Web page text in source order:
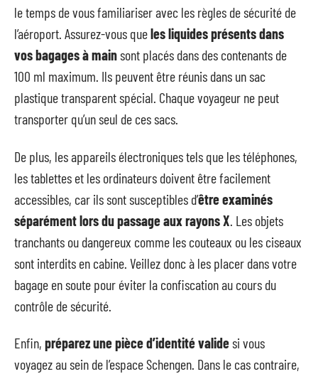
le temps de vous familiariser avec les règles de sécurité de
l’aéroport. Assurez-vous queles liquides présents dans
vos bagagesà mainsont placés dans des contenants de
100 ml maximum. Ils peuvent être réunis dans un sac
plastique transparent spécial. Chaque voyageur ne peut
transporter qu’un seul de ces sacs.
De plus, les appareils électroniques tels que les téléphones,
les tablettes et les ordinateurs doivent être facilement
accessibles, car ils sont susceptibles d’être examinés
séparément lors dupassage aux rayons X . Les objets
tranchants ou dangereux comme les couteaux ou les ciseaux
sont interdits en cabine. Veillez donc à les placer dans votre
bagage en soute pour éviter la confiscation au cours du
contrôle de sécurité.
Enfin, préparez une pièce d’identité validesi vous
voyagez au sein de l’espace Schengen. Dans le cas contraire,